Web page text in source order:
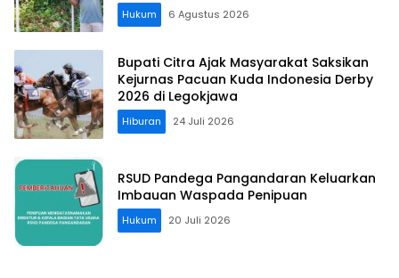
Hukum 6 Agustus 2026
Bupati Citra Ajak Masyarakat Saksikan
Kejurnas Pacuan Kuda Indonesia Derby
2026 di Legokjawa
Hiburan 24 Juli 2026
RSUD Pandega Pangandaran Keluarkan
Imbauan Waspada Penipuan
Hukum 20 Juli 2026